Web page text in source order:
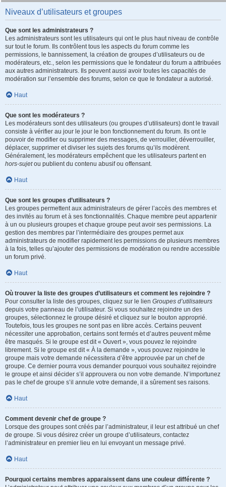
Niveaux d’utilisateurs et groupes
Que sont les administrateurs ?
Les administrateurs sont les utilisateurs qui ont le plus haut niveau de contrôle
sur tout le forum. Ils contrôlent tous les aspects du forum comme les
permissions, le bannissement, la création de groupes d’utilisateurs ou de
modérateurs, etc., selon les permissions que le fondateur du forum a attribuées
aux autres administrateurs. Ils peuvent aussi avoir toutes les capacités de
modération sur l’ensemble des forums, selon ce que le fondateur a autorisé.
Haut
Que sont les modérateurs ?
Les modérateurs sont des utilisateurs (ou groupes d’utilisateurs) dont le travail
consiste à vérifier au jour le jour le bon fonctionnement du forum. Ils ont le
pouvoir de modifier ou supprimer des messages, de verrouiller, déverrouiller,
déplacer, supprimer et diviser les sujets des forums qu’ils modèrent.
Généralement, les modérateurs empêchent que les utilisateurs partent en
hors-sujetou publient du contenu abusif ou offensant.
Haut
Que sont les groupes d’utilisateurs ?
Les groupes permettent aux administrateurs de gérer l’accès des membres et
des invités au forum et à ses fonctionnalités. Chaque membre peut appartenir
à un ou plusieurs groupes et chaque groupe peut avoir ses permissions. La
gestion des membres par l’intermédiaire des groupes permet aux
administrateurs de modifier rapidement les permissions de plusieurs membres
à la fois, telles qu’ajouter des permissions de modération ou rendre accessible
un forum privé.
Haut
Où trouver la liste des groupes d’utilisateurs et comment les rejoindre ?
Pour consulter la liste des groupes, cliquez sur le lien Groupes d’utilisateurs
depuis votre panneau de l’utilisateur. Si vous souhaitez rejoindre un des
groupes, sélectionnez le groupe désiré et cliquez sur le bouton approprié.
Toutefois, tous les groupes ne sont pas en libre accès. Certains peuvent
nécessiter une approbation, certains sont fermés et d’autres peuvent même
être masqués. Si le groupe est dit « Ouvert », vous pouvez le rejoindre
librement. Si le groupe est dit « À la demande », vous pouvez rejoindre le
groupe mais votre demande nécessitera d’être approuvée par un chef de
groupe. Ce dernier pourra vous demander pourquoi vous souhaitez rejoindre
le groupe et ainsi décider s’il approuvera ou non votre demande. N’importunez
pas le chef de groupe s’il annule votre demande, il a sûrement ses raisons.
Haut
Comment devenir chef de groupe ?
Lorsque des groupes sont créés par l’administrateur, il leur est attribué un chef
de groupe. Si vous désirez créer un groupe d’utilisateurs, contactez
l’administrateur en premier lieu en lui envoyant un message privé.
Haut
Pourquoi certains membres apparaissent dans une couleur différente ?